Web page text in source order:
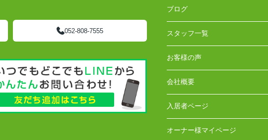
052-808-7555
ブログ
スタッフ一覧
お客様の声
会社概要
入居者ページ
オーナー様マイページ